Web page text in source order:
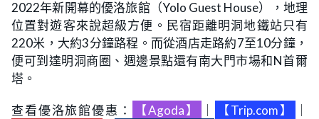
2022年新開幕的優洛旅館（Yolo Guest House），地理
位置對遊客來說超級方便。民宿距離明洞地鐵站只有
220米，大約3分鐘路程。而從酒店走路約7至10分鐘，
便可到達明洞商圈、週邊景點還有南大門市場和N首爾
塔。
查看優洛旅館優惠： 【Agoda】 【Trip.com】